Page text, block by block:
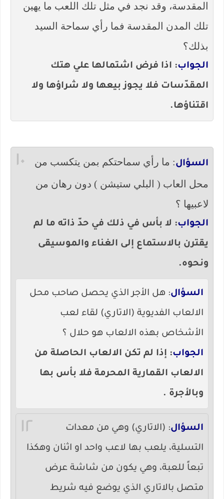
المقدسة، وقد نجد في مثل تلك اللعب ما يهين
تلك المدن المقدسة فما رأي سماحة السيد
بذلك؟
الجواب: اذا فرض اشتمالها علي هتك
المقدّسات فلا يجوز بيعها ولا شراؤها ولا
اقتناؤها.
١٠ السؤال: ما رأي سماحتكم بمن يتكسب من
محل العاب ( البلي ستيشن ) دون رهان من
لاعبيها ؟
الجواب: لا بأس في ذلك في حدّ ذاته ما لم
يقترن بالاستماع إلى الغناء والموسيقى
ونحوه.
السؤال: هل الأجر الذي يحصل صاحب محل
الالعاب الفديوية (الاتاري) لقاء لعب
الأشخاص بهذه الالعاب هو حلال ؟
الجواب: إذا لم تكن الالعاب الحاصلة من
الالعاب القمارية المحرمة فلا بأس بها
وبالأجرة .
١٢ السؤال: (الاتاري) وهي من معدات
التسلية، يلعب بها لاعب واحد او اثنان وهكذا
تبعاً للعبة، وهي يكون من شاشة عرض
متصل بالاتاري الذي يوضع فيه شريط